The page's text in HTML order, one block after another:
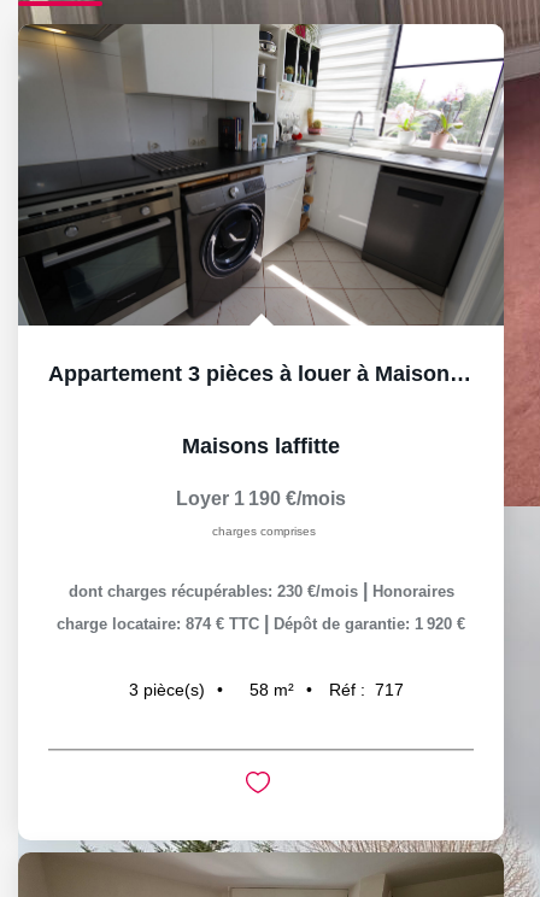
Appartement 3 pièces à louer à Maisons-Laffitte - Quartier...
Maisons laffitte
Loyer 1 190 €/mois
charges comprises
dont charges récupérables: 230 €/mois
Honoraires
charge locataire: 874 € TTC
Dépôt de garantie: 1 920 €
3 pièce(s) 58 m² Réf : 717